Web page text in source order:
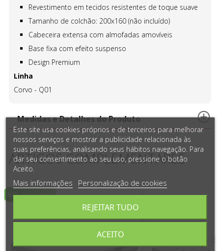
Revestimento em tecidos resistentes de toque suave
Tamanho de colchão: 200x160 (não incluído)
Cabeceira extensa com almofadas amovíveis
Base fixa com efeito suspenso
Design Premium
Linha
Corvo - Q01
Medidas e Detalhes do Produto
ARTIGOS COMPLEMENTARES
Este site usa cookies próprios e de terceiros para melhorar
nossos serviços e mostrar a publicidade relacionada às
suas preferências, analisando seus hábitos navegação. Para
dar seu consentimento ao seu uso, pressione o botão
Aceito.
Mais informações Personalização de cookies
REJEITAR TUDO
ACEITO